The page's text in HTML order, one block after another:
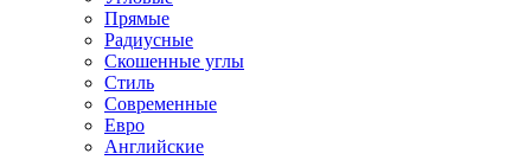
Прямые
Радиусные
Скошенные углы
Стиль
Современные
Евро
Английские